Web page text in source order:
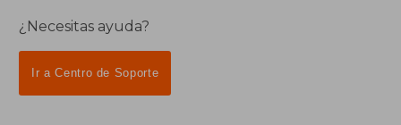
¿Necesitas ayuda?
Ir a Centro de Soporte